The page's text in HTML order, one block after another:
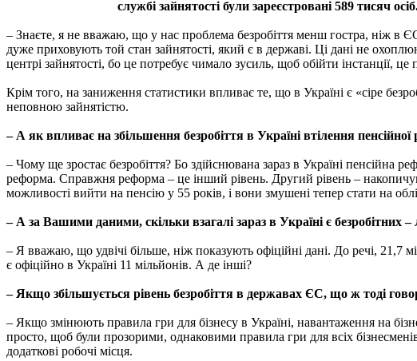
службі зайнятості були зареєстровані 589 тисяч
– Знаєте, я не вважаю, що у нас проблема безробіття менш гостра, ніж в
дуже приховують той стан зайнятості, який є в державі. Ці дані не
центрі зайнятості, бо це потребує чимало зусиль, щоб обійти інстанції,
Крім того, на заниження статистики впливає те, що в Україні є «сіре
неповною зайнятістю.
– А як впливає на збільшення безробіття в Україні втілення
– Чому ще зростає безробіття? Бо здійснювана зараз в Україні
реформа. Справжня реформа – це інший рівень. Другий рівень –
можливості вийти на пенсію у 55 років, і вони змушені тепер стати на
– А за Вашими даними, скільки взагалі зараз в Україні є безробітних –
– Я вважаю, що удвічі більше, ніж показують офіційні дані. До речі,
є офіційно в Україні 11 мільйонів. А де інші?
– Якщо збільшується рівень безробіття в державах ЄС, що ж тоді
– Якщо змінюють правила гри для бізнесу в Україні, навантаження на
просто, щоб були прозорими, однаковими правила гри для всіх
додаткові робочі місця.